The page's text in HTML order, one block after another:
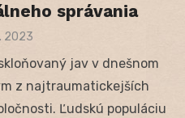
správania
2023
jav v dnešnom
z najtraumatickejších
Ľudskú populáciu